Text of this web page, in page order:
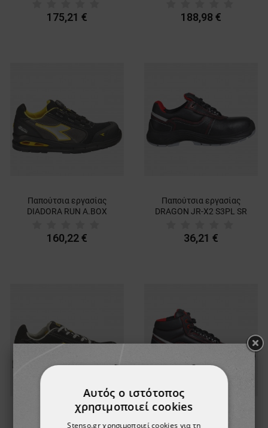
BLACK
175,21 €
ESD BLACK
188,98 €
Παπούτσια εργασίας
DIADORA RUN A.BOX
SR SC ESD BLACK/GREY
160,22 €
Παπούτσια εργασίας
DRAGON JR-X2 S3PL SR
36,21 €
Παπούτσια εργασίας
Παπούτσια εργασίας
Αυτός ο ιστότοπος
χρησιμοποιεί cookies
Stenso.gr χρησιμοποιεί cookies για τη